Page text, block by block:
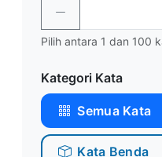
Pilih antara 1 dan 100
Kategori Kata
Semua Kata
Kata Benda